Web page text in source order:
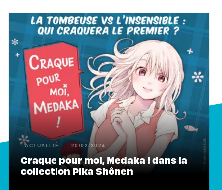
ACTUALITÉ 20/02/2024
Craque pour moi, Medaka ! dans la
collection Pika Shônen